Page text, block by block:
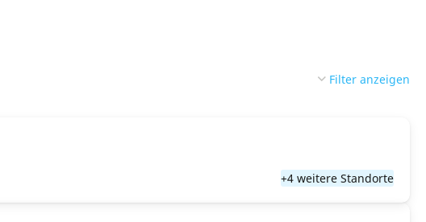
Filter anzeigen
+4 weitere Standorte